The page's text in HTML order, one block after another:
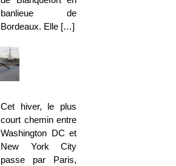
banlieue de
Bordeaux. Elle […]
Cet hiver, le plus
court chemin entre
Washington DC et
New York City
passe par Paris,